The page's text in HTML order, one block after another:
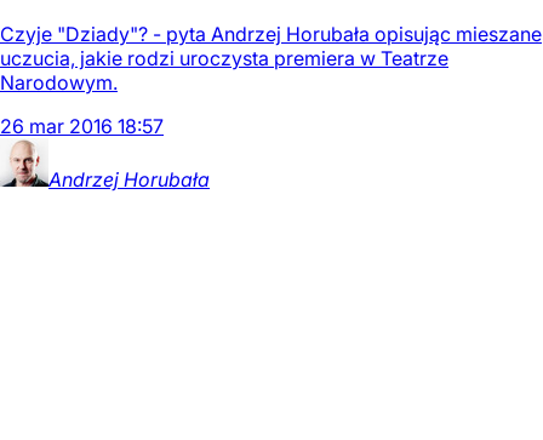
Czyje "Dziady"? - pyta Andrzej Horubała opisując mieszane
uczucia, jakie rodzi uroczysta premiera w Teatrze
Narodowym.
26 mar 2016 18:57
Andrzej Horubała